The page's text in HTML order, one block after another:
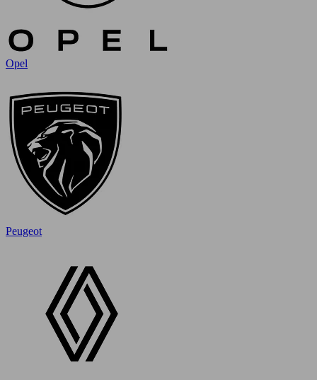
Opel
Peugeot